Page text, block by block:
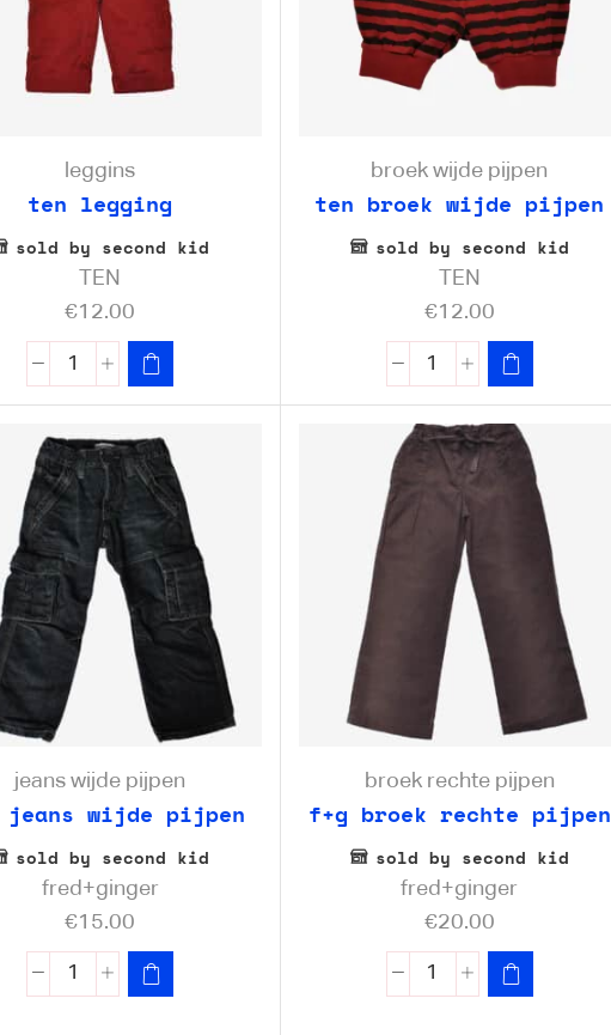
leggins
ten legging
sold by second kid
TEN
€12.00
broek wijde pijpen
ten broek wijde pijpen
sold by second kid
TEN
€12.00
jeans wijde pijpen
jeans wijde pijpen
sold by second kid
fred+ginger
€15.00
broek rechte pijpen
f+g broek rechte pijpen
sold by second kid
fred+ginger
€20.00